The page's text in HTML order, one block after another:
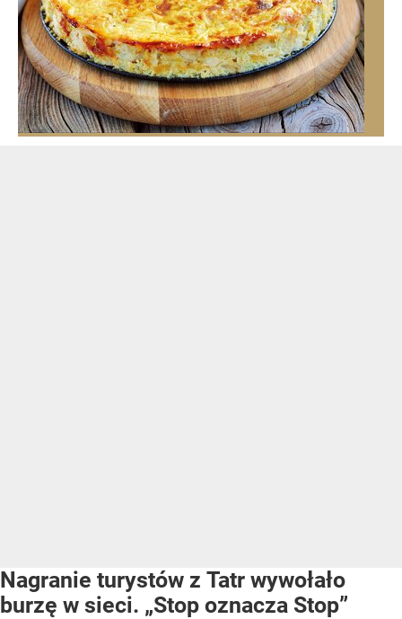
Nagranie turystów z Tatr wywołało
burzę w sieci. „Stop oznacza Stop”